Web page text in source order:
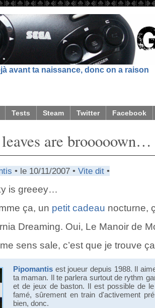
avant ta naissance, donc on a raison
Tests Steam Twitter Facebook
are brooooown…
• le 10/11/2007 • Vite dit •
is greeey…
ça, un petit cadeau nocturne,
Dreaming. Oui, Le Manoir de
sens sale, c’est que je trouve
Pipomantis est joueur depuis 1988. Il
ta maman. Il te parlera surtout de rythm
et de jeux de baston. Il est possible de
famé, sûrement en train d'activement
bien, donc.